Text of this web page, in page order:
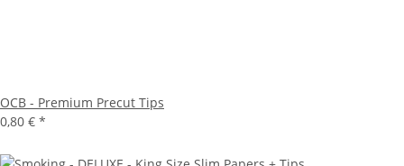
OCB - Premium Precut Tips
0,80 € *